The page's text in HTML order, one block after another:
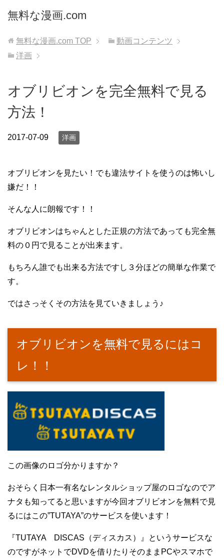
無料な漫画.com
無料な漫画.com TOP
動画コンテンツ
洋画
オブリビオンを完全無料で見る
方法！
2017-07-09 洋画
オブリビオンを見たい！でも違法サイトを使うのは怖いし
嫌だ！！
そんな人に朗報です！！
オブリビオンはちゃんとした正規の方法であっても完全無
料の０円で見ることが出来ます。
もちろん誰でも出来る方法ですし３分ほどの簡単な作業で
す。
ではさっそくその方法を見ていきましょう♪
オブリビオンを無料で見るにはコ
レ！！
この画像のロゴ分かりますか？
おそらく日本一有名なレンタルショップ屋のロゴなのでア
ナタも知ってると思いますが今回オブリビオンを無料で見
るにはこの”TUTAYA”のサービスを使います！
『TUTAYA DISCAS（ディスカス）』というサービスな
のですがネットでDVDを借りたりそのままPCやスマホで